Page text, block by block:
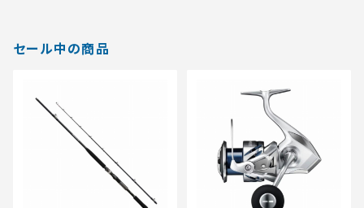
セール中の商品